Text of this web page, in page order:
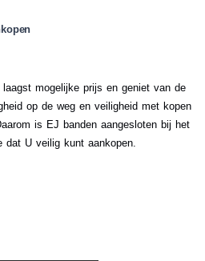
mogelijke prijs en geniet van de
op de weg en veiligheid met kopen
is EJ banden aangesloten bij het
dat U veilig kunt aankopen.